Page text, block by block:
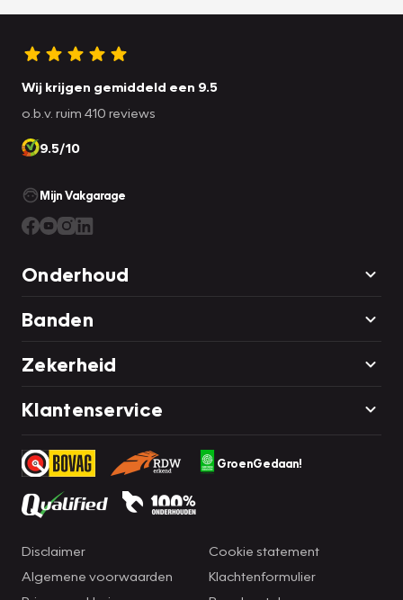
Onze algemene voorwaarden vindt uhier
Wij krijgen gemiddeld een 9.5
o.b.v. ruim 410 reviews
9.5/10
Mijn Vakgarage
Onderhoud
Banden
Zekerheid
Klantenservice
GroenGedaan!
Disclaimer
Algemene voorwaarden
Cookie statement
Klachtenformulier